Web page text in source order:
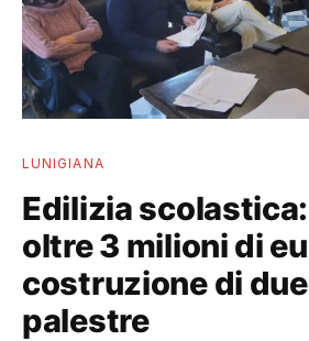
LUNIGIANA
Edilizia scolastica:
oltre 3 milioni di
costruzione di
palestre